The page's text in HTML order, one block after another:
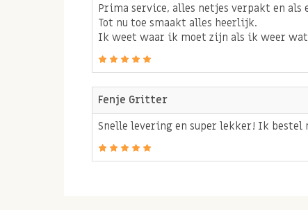
Prima service, alles netjes verpakt en
Tot nu toe smaakt alles heerlijk.
Ik weet waar ik moet zijn als ik weer
Fenje Gritter
Snelle levering en super lekker! Ik bestel